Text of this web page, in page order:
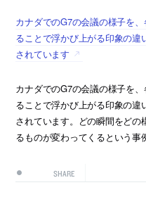
カナダでのG7の会議の様子を
ることで浮かび上がる印象の
されています
カナダでのG7の会議の様子を
ることで浮かび上がる印象の
されています。どの瞬間をどの
るものが変わってくるという事
SHARE